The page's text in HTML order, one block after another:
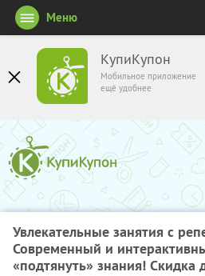
КупиКупон
Мобильное приложение
ещё удобнее
Меню
Увлекательные занятия с
Современный и
«подтянуть» знания! Скидка